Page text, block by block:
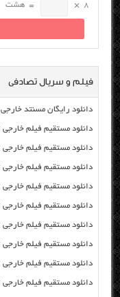
8
×
= هشت
فیلم و سریال تصادفی
دانلود رایگان مسنتد خارجی Britney Ever After 2017 با لینک مستقیم
دانلود مستقیم فیلم خارجی OK Jaanu 2017 از سرور سایت
دانلود مستقیم فیلم خارجی John Wick: Chapter 2 2017 از سرور سایت
دانلود مستقیم فیلم خارجی Cross Wars 2017 از سرور سایت
دانلود مستقیم فیلم خارجی Fifty Shades Darker 2017 از سرور سایت
دانلود مستقیم فیلم خارجی From Straight As 2017 از سرور سایت
دانلود مستقیم فیلم خارجی Zeroville 2017 از سرور سایت
دانلود مستقیم فیلم خارجی The Mummy 2017 از سرور سایت
دانلود مستقیم فیلم خارجی The Fate of the Furious 2017 از سرور سایت
دانلود مستقیم فیلم خارجی Running Wild 2017 از سرور سایت